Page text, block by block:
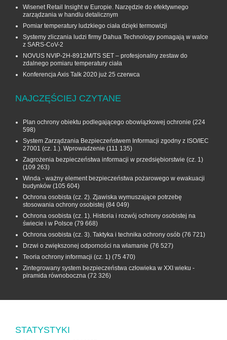
Wisenet Retail Insight w Europie. Narzędzie do efektywnego
zarządzania w handlu detalicznym
Pomiar temperatury ludzkiego ciała dzięki termowizji
Systemy zliczania ludzi firmy Dahua Technology pomagają w walce
z SARS-CoV-2
NOVUS NVIP-2H-8912M/TS SET – profesjonalny zestaw do
zdalnego pomiaru temperatury ciała
Konferencja Axis Talk 2020 już 25 czerwca
NAJCZĘŚCIEJ CZYTANE
Plan ochrony obiektu podlegającego obowiązkowej ochronie (224
598)
System Zarządzania Bezpieczeństwem Informacji zgodny z ISO/IEC
27001 (cz. 1.). Wprowadzenie (111 135)
Zagrożenia bezpieczeństwa informacji w przedsiębiorstwie (cz. 1)
(109 263)
Winda - ważny element bezpieczeństwa pożarowego w ewakuacji
budynków (105 604)
Ochrona osobista (cz. 2). Zjawiska wymuszające potrzebę
stosowania ochrony osobistej (84 049)
Ochrona osobista (cz. 1). Historia i rozwój ochrony osobistej na
świecie i w Polsce (79 668)
Ochrona osobista (cz. 3). Taktyka i technika ochrony osób (76 721)
Drzwi o zwiększonej odporności na włamanie (76 527)
Teoria ochrony informacji (cz. 1) (75 470)
Zintegrowany system bezpieczeństwa człowieka w XXI wieku -
piramida równoboczna (72 326)
STATYSTYKI